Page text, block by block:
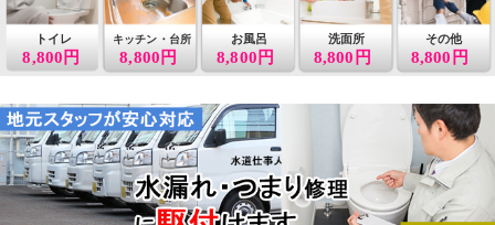
8,800円
トイレ
8,800円
キッチン・台所 お風呂
8,800円
洗面所
8,800円
その他
8,800円